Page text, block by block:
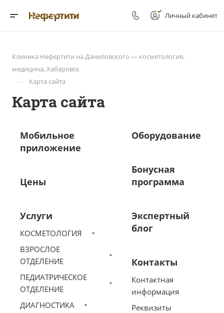
Личный кабинет
Клиника Нефертити на Даниловского — косметология,
медицина, Хабаровск
— Карта сайта
Карта сайта
Мобильное
приложение
Цены
Услуги
КОСМЕТОЛОГИЯ
ВЗРОСЛОЕ
ОТДЕЛЕНИЕ
ПЕДИАТРИЧЕСКОЕ
ОТДЕЛЕНИЕ
ДИАГНОСТИКА
Оборудование
Бонусная
программа
Экспертный
блог
Контакты
Контактная
информация
Реквизиты